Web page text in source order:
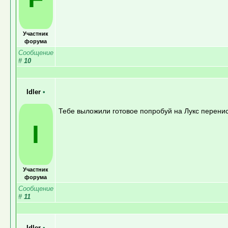
Участник
форума
Сообщение
# 10
Idler •
I
Участник
форума
Тебе выложили готовое попробуй на Лукс
Сообщение
# 11